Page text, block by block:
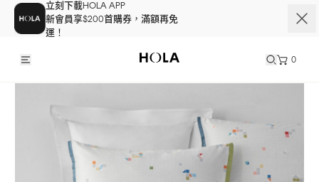
立刻下載HOLA APP
新會員享$200首購券，滿額再免
運！
0